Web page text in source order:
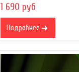
1 690 руб
Подробнее